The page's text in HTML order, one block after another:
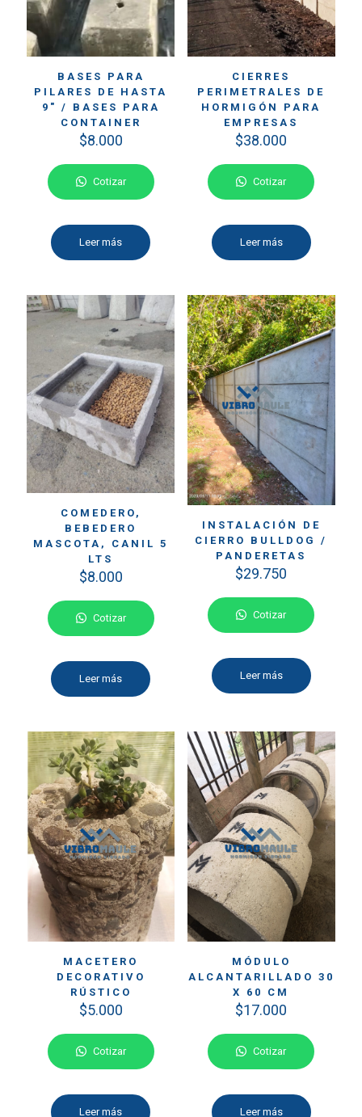
BASES PARA
PILARES DE HASTA
9″ / BASES PARA
CONTAINER
$8.000
Cotizar
Leer más
CIERRES
PERIMETRALES DE
HORMIGÓN PARA
EMPRESAS
$38.000
Cotizar
Leer más
COMEDERO,
BEBEDERO
MASCOTA, CANIL 5
LTS
$8.000
Cotizar
Leer más
INSTALACIÓN DE
CIERRO BULLDOG /
PANDERETAS
$29.750
Cotizar
Leer más
MACETERO
DECORATIVO
RÚSTICO
$5.000
Cotizar
Leer más
MÓDULO
ALCANTARILLADO 30
X 60 CM
$17.000
Cotizar
Leer más